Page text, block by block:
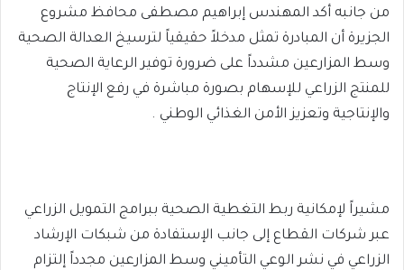
من جانبه أكد المهندس إبراهيم مصطفى محافظ مشروع
الجزيرة أن المبادرة تمثل مدخلاً حقيقياً لترسيخ العدالة الصحية
وسط المزارعين مشدداً على ضرورة توفير الرعاية الصحية
للمنتج الزراعي للإسهام بصورة مباشرة في رفع الإنتاج
والإنتاجية وتعزيز الأمن الغذائي الوطني .
مشيراً لإمكانية ربط التغطية الصحية ببرامج التمويل الزراعي
عبر شركات القطاع إلى جانب الإستفادة من شبكات الإرشاد
الزراعي في نشر الوعي التأميني وسط المزارعين مجدداً إلتزام